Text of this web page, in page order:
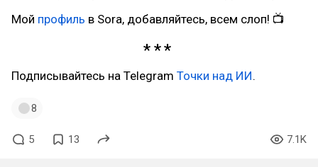
Мой профиль в Sora, добавляйтесь, всем слоп! 📺
Подписывайтесь на Telegram Точки над ИИ.
8
5 13 7.1K